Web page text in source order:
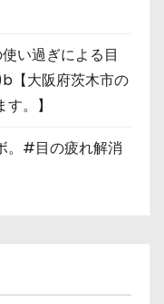
い過ぎによる目
【大阪府茨木市の
。】
。#目の疲れ解消